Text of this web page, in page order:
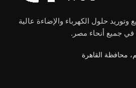
وتوريد حلول الكهرباء والإضاءة عالية
في جميع أنحاء مصر.